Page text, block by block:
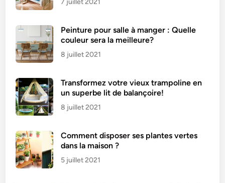
7 juillet 2021
Peinture pour salle à manger : Quelle
couleur sera la meilleure?
8 juillet 2021
Transformez votre vieux trampoline en
un superbe lit de balançoire!
8 juillet 2021
Comment disposer ses plantes vertes
dans la maison ?
5 juillet 2021